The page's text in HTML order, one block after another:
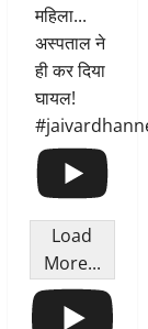
महिला...
अस्पताल ने
ही कर दिया
घायल!
Load
More...